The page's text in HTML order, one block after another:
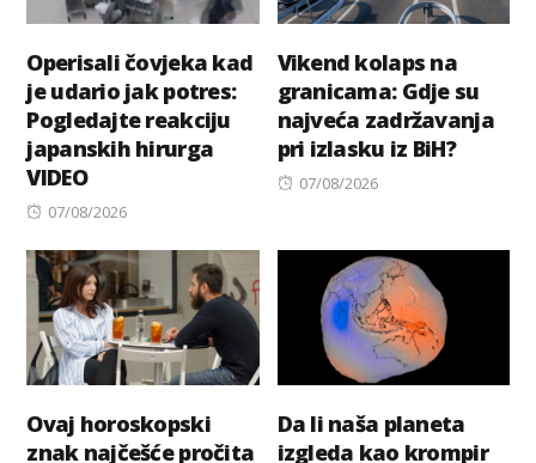
Operisali čovjeka kad
je udario jak potres:
Pogledajte reakciju
japanskih hirurga
VIDEO
Posted
07/08/2026
Vikend kolaps na
granicama: Gdje su
najveća zadržavanja
pri izlasku iz BiH?
Posted
07/08/2026
Ovaj horoskopski
znak najčešće pročita
Da li naša planeta
izgleda kao krompir